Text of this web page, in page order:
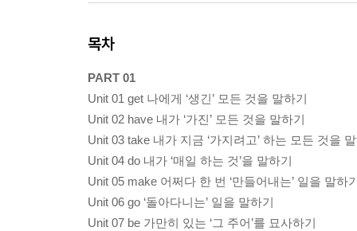
목차
PART 01
Unit 01 get 나에게 ‘생긴’ 모든 것을 말하기
Unit 02 have 내가 ‘가진’ 모든 것을 말하기
Unit 03 take 내가 지금 ‘가지려고’ 하는 모든 것을
Unit 04 do 내가 ‘매일 하는 것’을 말하기
Unit 05 make 어쩌다 한 번 ‘만들어내는’ 일을 말하
Unit 06 go ‘돌아다니는’ 일을 말하기
Unit 07 be 가만히 있는 ‘그 주어’를 묘사하기